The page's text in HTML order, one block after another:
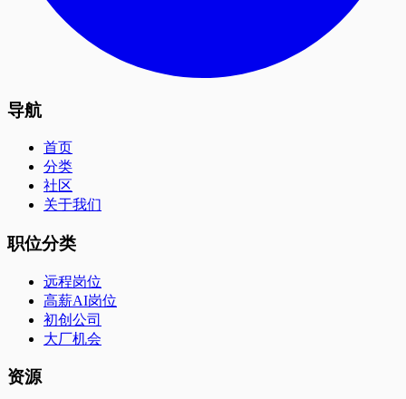
导航
首页
分类
社区
关于我们
职位分类
远程岗位
高薪AI岗位
初创公司
大厂机会
资源